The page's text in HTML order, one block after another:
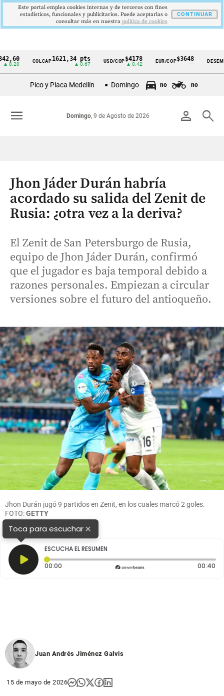
Cintillo
Colombia
COLCAP1621,34 pts USD/COP$4178
▲ 0.42
EUR/COP$3648
—
DESEMPLEO
▼
Pico y Placa Medellín Domingo no no
person search
Domingo, 9 de Agosto de 2026
menu
Jhon Jáder Durán habría
acordado su salida del Zenit de
Rusia: ¿otra vez a la deriva?
El Zenit de San Petersburgo de Rusia,
equipo de Jhon Jáder Durán, confirmó
que el jugador es baja temporal debido a
razones personales. Empiezan a circular
versiones sobre el futuro del antioqueño.
Jhon Durán jugó 9 partidos en Zenit, en los cuales marcó 2 goles.
FOTO:GETTY
Toca para escuchar×
ESCUCHA EL RESUMEN
00:00 Tiempo transcurrido: 0 segundos 00:40
Juan Andrés Jiménez Galvis
15 de mayo de 2026
Este portal emplea cookies internas y de terceros con fines
estadísticos, funcionales y publicitarios. Puede aceptarlas o
consultar más en nuestra politica de cookies
CONTINUAR